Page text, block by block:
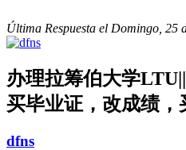
Última Respuesta el Domingo, 25
办理拉筹伯大学
买毕业证，改成绩，
dfns